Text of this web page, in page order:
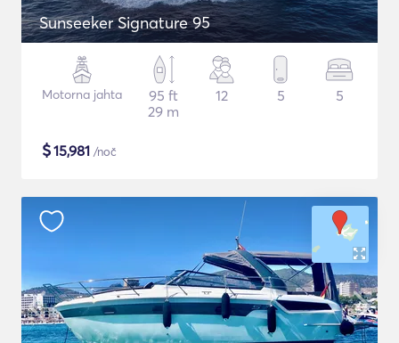
Sunseeker Signature 95
Motorna jahta
95 ft
29 m
12 5 5
$15,981 /noč